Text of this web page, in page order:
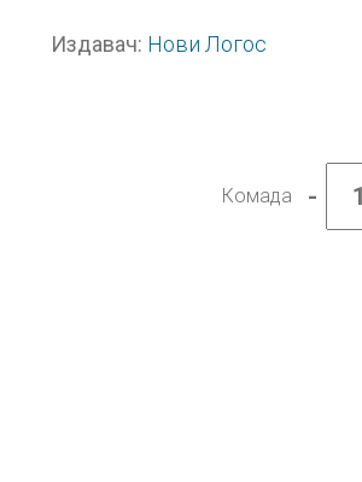
Издавач: Нови Логос
Комада -
Српски
језик